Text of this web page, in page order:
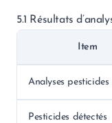
5.1 Résultats
Item
Analyses pesticides
Pesticides détectés